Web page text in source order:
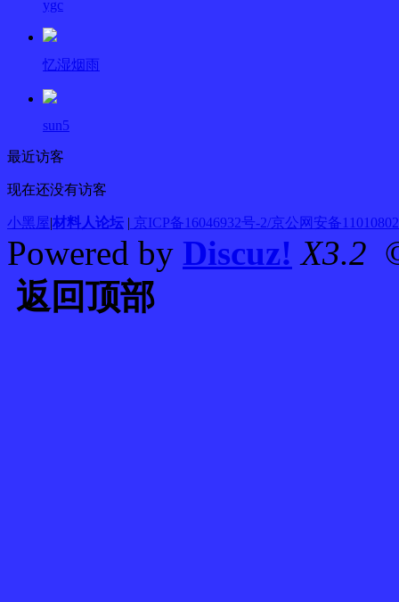
ygc
忆湿烟雨
sun5
最近访客
现在还没有访客
小黑屋|材料人论坛 | 京ICP备16046932号-2/京公网安备
Powered by Discuz! X3.2
返回顶部